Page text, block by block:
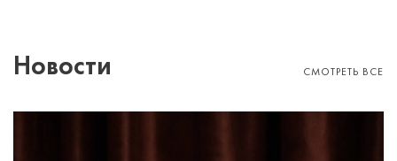
Новости СМОТРЕТЬ ВСЕ